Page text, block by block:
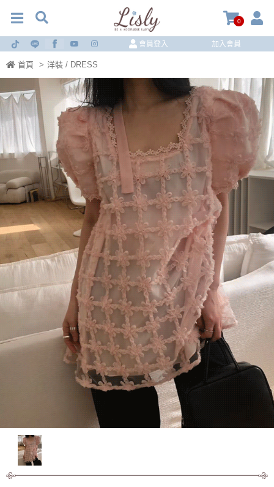
0
會員登入 加入會員
首頁 > 洋裝 / DRESS